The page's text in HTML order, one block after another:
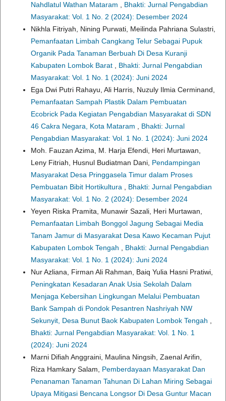
Nahdlatul Wathan Mataram , Bhakti: Jurnal Pengabdian
Masyarakat: Vol. 1 No. 2 (2024): Desember 2024
Nikhla Fitriyah, Nining Purwati, Meilinda Pahriana Sulastri,
Pemanfaatan Limbah Cangkang Telur Sebagai Pupuk
Organik Pada Tanaman Berbuah Di Desa Kuranji
Kabupaten Lombok Barat , Bhakti: Jurnal Pengabdian
Masyarakat: Vol. 1 No. 1 (2024): Juni 2024
Ega Dwi Putri Rahayu, Ali Harris, Nuzuly Ilmia Cerminand,
Pemanfaatan Sampah Plastik Dalam Pembuatan
Ecobrick Pada Kegiatan Pengabdian Masyarakat di SDN
46 Cakra Negara, Kota Mataram , Bhakti: Jurnal
Pengabdian Masyarakat: Vol. 1 No. 1 (2024): Juni 2024
Moh. Fauzan Azima, M. Harja Efendi, Heri Murtawan,
Leny Fitriah, Husnul Budiatman Dani, Pendampingan
Masyarakat Desa Pringgasela Timur dalam Proses
Pembuatan Bibit Hortikultura , Bhakti: Jurnal Pengabdian
Masyarakat: Vol. 1 No. 2 (2024): Desember 2024
Yeyen Riska Pramita, Munawir Sazali, Heri Murtawan,
Pemanfaatan Limbah Bonggol Jagung Sebagai Media
Tanam Jamur di Masyarakat Desa Kawo Kecaman Pujut
Kabupaten Lombok Tengah , Bhakti: Jurnal Pengabdian
Masyarakat: Vol. 1 No. 1 (2024): Juni 2024
Nur Azliana, Firman Ali Rahman, Baiq Yulia Hasni Pratiwi,
Peningkatan Kesadaran Anak Usia Sekolah Dalam
Menjaga Kebersihan Lingkungan Melalui Pembuatan
Bank Sampah di Pondok Pesantren Nashriyah NW
Sekunyit, Desa Bunut Baok Kabupaten Lombok Tengah ,
Bhakti: Jurnal Pengabdian Masyarakat: Vol. 1 No. 1
(2024): Juni 2024
Marni Difiah Anggraini, Maulina Ningsih, Zaenal Arifin,
Riza Hamkary Salam, Pemberdayaan Masyarakat Dan
Penanaman Tanaman Tahunan Di Lahan Miring Sebagai
Upaya Mitigasi Bencana Longsor Di Desa Guntur Macan